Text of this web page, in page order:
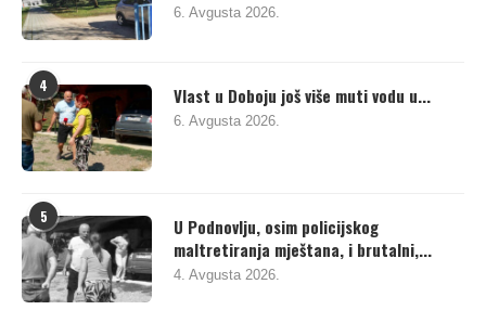
6. Avgusta 2026.
4 Vlast u Doboju još više muti vodu u...
6. Avgusta 2026.
5
U Podnovlju, osim policijskog
maltretiranja mještana, i brutalni,...
4. Avgusta 2026.